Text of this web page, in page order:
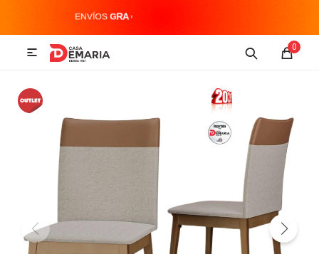
0

Imagen y Sonido Hogar
Televisores y accesorios